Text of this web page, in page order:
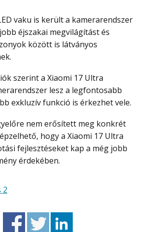
éjszakai megvilágítást és
között is látványos
lesz a legfontosabb
exkluzív funkció is érkezhet vele.
hogy a Xiaomi 17 Ultra
fejlesztéseket kap a még jobb
érdekében.
2